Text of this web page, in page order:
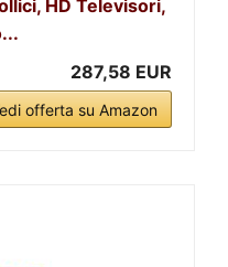
HD Televisori,
287,58 EUR
offerta su Amazon